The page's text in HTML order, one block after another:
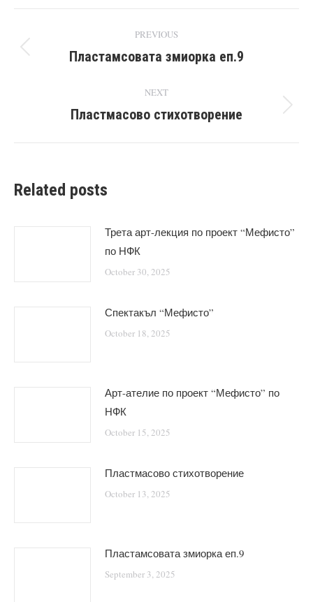
navigation
PREVIOUS
Previous
Пластамсовата змиорка еп.9
NEXT
Next
Пластмасово стихотворение
Related posts
Трета арт-лекция по проект “Мефисто”
по НФК
October 30, 2025
Спектакъл “Мефисто”
October 18, 2025
Арт-ателие по проект “Мефисто” по
НФК
October 15, 2025
Пластмасово стихотворение
October 13, 2025
Пластамсовата змиорка еп.9
September 3, 2025